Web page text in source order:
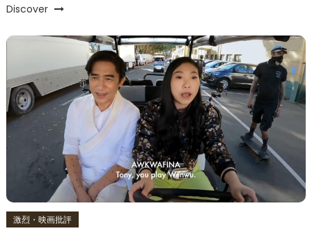
Discover
激烈・映画批評